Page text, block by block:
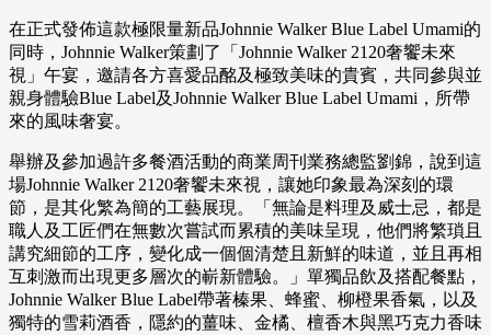
在正式發佈這款極限量新品Johnnie Walker Blue Label Umami的
同時，Johnnie Walker策劃了「Johnnie Walker 2120奢饗未來
視」午宴，邀請各方喜愛品酩及極致美味的貴賓，共同參與並
親身體驗Blue Label及Johnnie Walker Blue Label Umami，所帶
來的風味奢宴。
舉辦及參加過許多餐酒活動的商業周刊業務總監劉錦，說到這
場Johnnie Walker 2120奢饗未來視，讓她印象最為深刻的環
節，是其化繁為簡的工藝展現。「無論是料理及威士忌，都是
職人及工匠們在無數次嘗試而累積的美味呈現，他們將繁瑣且
講究細節的工序，變化成一個個清楚且新鮮的味道，並且再相
互刺激而出現更多層次的嶄新體驗。」單獨品飲及搭配餐點，
Johnnie Walker Blue Label帶著榛果、蜂蜜、柳橙果香氣，以及
獨特的雪莉酒香，隱約的薑味、金橘、檀香木與黑巧克力香味